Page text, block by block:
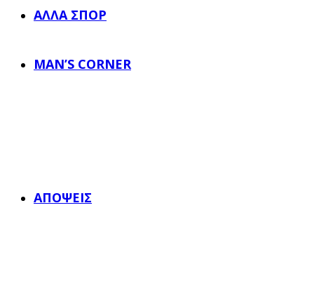
ΆΛΛΑ ΣΠΟΡ
MAN’S CORNER
ΑΠΌΨΕΙΣ